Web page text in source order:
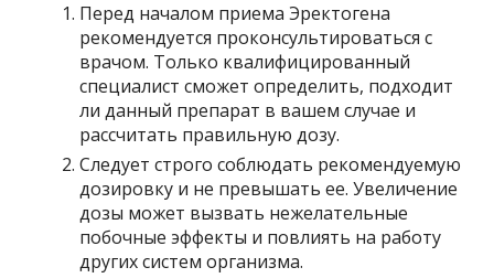
Перед началом приема Эректогена
рекомендуется проконсультироваться с
врачом. Только квалифицированный
специалист сможет определить, подходит
ли данный препарат в вашем случае и
рассчитать правильную дозу.
Следует строго соблюдать рекомендуемую
дозировку и не превышать ее. Увеличение
дозы может вызвать нежелательные
побочные эффекты и повлиять на работу
других систем организма.